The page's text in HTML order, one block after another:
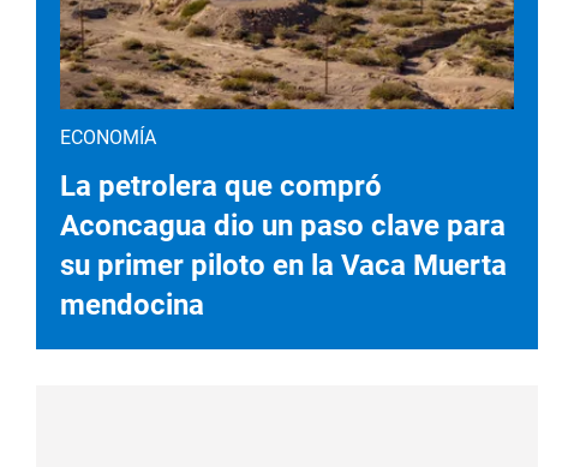
ECONOMÍA
La petrolera que compró
Aconcagua dio un paso clave para
su primer piloto en la Vaca Muerta
mendocina